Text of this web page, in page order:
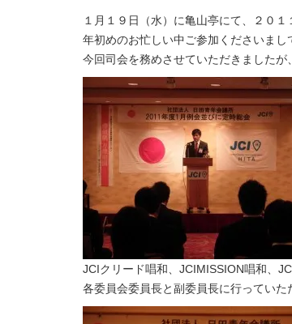
１月１９日（水）に亀山亭にて、２０
年初めのお忙しい中ご参加くださいまし
今回司会を務めさせていただきましたが
JCIクリード唱和、JCIMISSION唱和、
各委員会委員長と副委員長に行っていた